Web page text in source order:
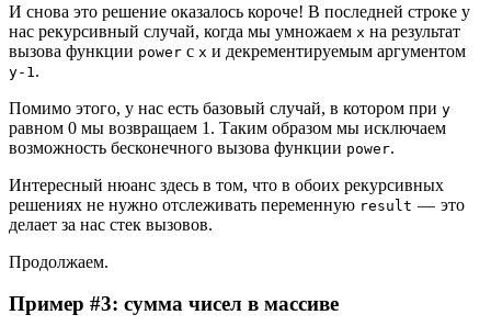
И снова это решение оказалось короче! В последней строке у
нас рекурсивный случай, когда мы умножаем x на результат
вызова функции power с x и декрементируемым аргументом
y-1 .
Помимо этого, у нас есть базовый случай, в котором при y
равном 0 мы возвращаем 1. Таким образом мы исключаем
возможность бесконечного вызова функции power.
Интересный нюанс здесь в том, что в обоих рекурсивных
решениях не нужно отслеживать переменную result — это
делает за нас стек вызовов.
Продолжаем.
Пример #3: сумма чисел в массиве